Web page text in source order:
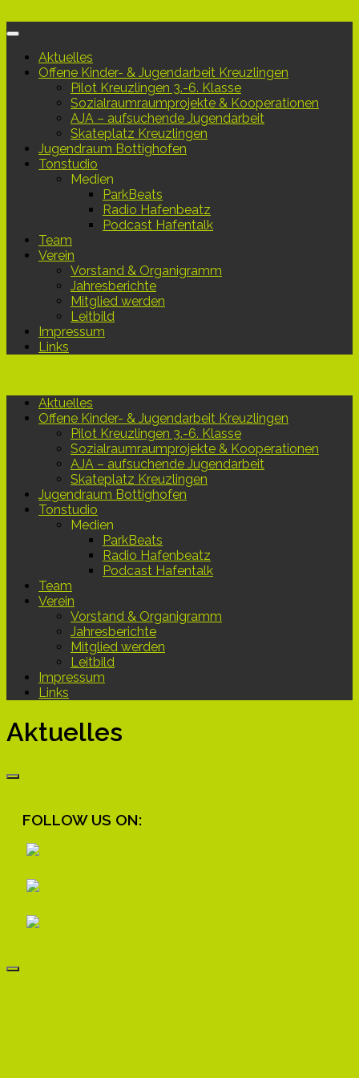
Aktuelles
Offene Kinder- & Jugendarbeit Kreuzlingen
Pilot Kreuzlingen 3.-6. Klasse
Sozialraumraumprojekte & Kooperationen
AJA – aufsuchende Jugendarbeit
Skateplatz Kreuzlingen
Jugendraum Bottighofen
Tonstudio
Medien
ParkBeats
Radio Hafenbeatz
Podcast Hafentalk
Team
Verein
Vorstand & Organigramm
Jahresberichte
Mitglied werden
Leitbild
Impressum
Links
Aktuelles
Offene Kinder- & Jugendarbeit Kreuzlingen
Pilot Kreuzlingen 3.-6. Klasse
Sozialraumraumprojekte & Kooperationen
AJA – aufsuchende Jugendarbeit
Skateplatz Kreuzlingen
Jugendraum Bottighofen
Tonstudio
Medien
ParkBeats
Radio Hafenbeatz
Podcast Hafentalk
Team
Verein
Vorstand & Organigramm
Jahresberichte
Mitglied werden
Leitbild
Impressum
Links
Aktuelles
FOLLOW US ON: